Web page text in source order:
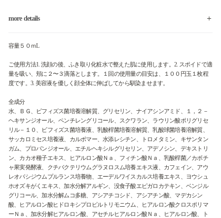
more details
容量５０ｍL
ご使用方法1. 洗顔の後、ふき取り化粧水で整えた肌に使用します。2. スポイドで適
量を吸い、頬に２〜３滴落とします。１回の使用量の目安は、１００円玉１枚程
度です。3. 美容液を優しく顔全体に伸ばしてから馴染ませます。
全成分
水、ＢＧ、ビフィズス菌培養溶解質、グリセリン、ナイアシンアミド、１，２－
ヘキサンジオール、ペンチレングリコール、スクワラン、ラウリン酸ポリグリセ
リル－１０、ビフィズス菌培養液、乳酸桿菌培養溶解質、乳酸球菌培養溶解質、
サッカロミセス培養液、カルボマー、水添レシチン、トロメタミン、キサンタン
ガム、プロパンジオール、エチルヘキシルグリセリン、アデノシン、デキストリ
ン、カカオ種子エキス、ヒアルロン酸Ｎａ、フィチン酸Ｎａ、乳酸桿菌／カボチ
ャ果実発酵液、クチバクテリウムグラヌロスム培養エキス液、カフェイン、アウ
レオバシジウムプルランス培養物、エーデルワイスカルス培養エキス、ヨウシュ
ホオズキがくエキス、加水分解アルギン、没食子酸エピガロカテキン、ベンジル
グリコール、加水分解ムコ多糖、アシアチコシド、アシアチン酸、マデカシン
酸、ヒアルロン酸ヒドロキシプロピルトリモニウム、ヒアルロン酸クロスポリマ
ーＮａ、加水分解ヒアルロン酸、アセチルヒアルロン酸Ｎａ、ヒアルロン酸、ト